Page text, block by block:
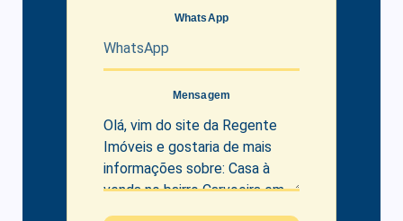
WhatsApp
Mensagem